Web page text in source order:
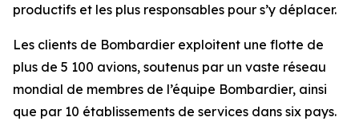
productifs et les plus responsables pour s’y déplacer.
Les clients de Bombardier exploitent une flotte de
plus de 5 100 avions, soutenus par un vaste réseau
mondial de membres de l’équipe Bombardier, ainsi
que par 10 établissements de services dans six pays.